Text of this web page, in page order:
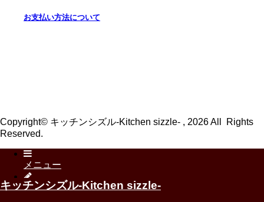
お支払い方法について
キッチンシズル-Kitchen sizzle-
Copyright© キッチンシズル-Kitchen sizzle- , 2026 All Rights
Reserved.
メニュー
お知らせ